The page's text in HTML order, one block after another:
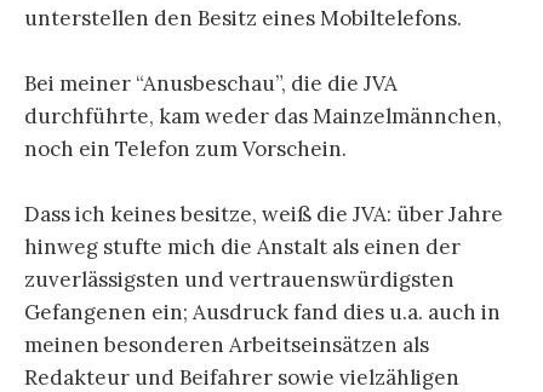
unterstellen den Besitz eines Mobiltelefons.
Bei meiner “Anusbeschau”, die die JVA
durchführte, kam weder das Mainzelmännchen,
noch ein Telefon zum Vorschein.
Dass ich keines besitze, weiß die JVA: über Jahre
hinweg stufte mich die Anstalt als einen der
zuverlässigsten und vertrauenswürdigsten
Gefangenen ein; Ausdruck fand dies u.a. auch in
meinen besonderen Arbeitseinsätzen als
Redakteur und Beifahrer sowie vielzähligen